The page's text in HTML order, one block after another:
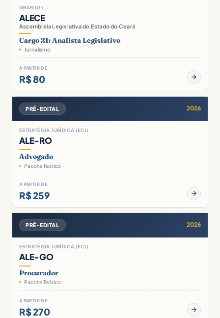
GRAN (G)
ALECE
Assembleia Legislativa do Estado do Ceará
Cargo 21: Analista Legislativo
Jornalismo
A PARTIR DE
R$ 80
PRÉ-EDITAL 2026
ESTRATÉGIA JURÍDICA (ECJ)
ALE-RO
Advogado
Pacote Teórico
A PARTIR DE
R$ 259
PRÉ-EDITAL 2026
ESTRATÉGIA JURÍDICA (ECJ)
ALE-GO
Procurador
Pacote Teórico
A PARTIR DE
R$ 270